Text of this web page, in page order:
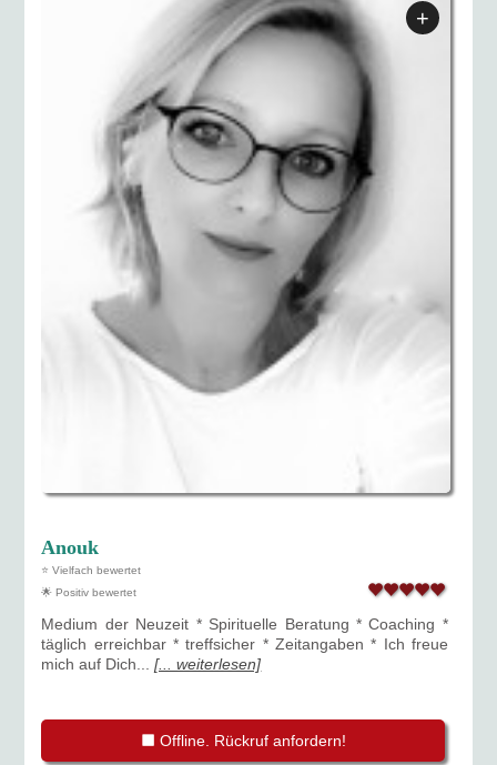
+
Anouk
⭐ Vielfach bewertet
🌟 Positiv bewertet
Medium der Neuzeit * Spirituelle Beratung * Coaching *
täglich erreichbar * treffsicher * Zeitangaben * Ich freue
mich auf Dich...[... weiterlesen]
Offline. Rückruf anfordern!